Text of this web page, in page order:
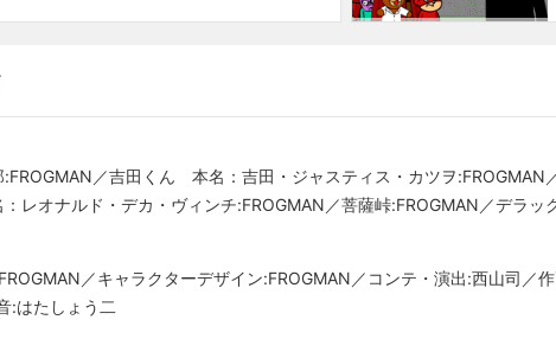
／吉田くん 本名：吉田・ジャスティス・カツヲ
レオナルド・デカ・ヴィンチ:FROGMAN／菩薩峠:FROGMAN／デラッ
／キャラクターデザイン:FROGMAN／コンテ・演出:西山司／
:はたしょう二